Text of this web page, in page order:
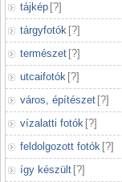
tájkép [?]
tárgyfotók [?]
természet [?]
utcaifotók [?]
város, építészet [?]
vízalatti fotók [?]
feldolgozott fotók [?]
így készült [?]